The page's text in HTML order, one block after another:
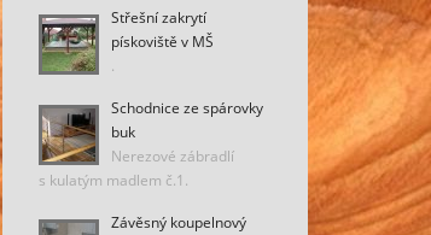
Střešní zakrytí
pískoviště v MŠ
.
Schodnice ze spárovky
buk
Nerezové zábradlí
s kulatým madlem č.1.
Závěsný koupelnový